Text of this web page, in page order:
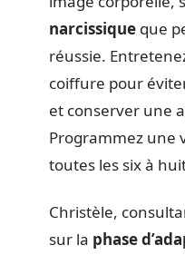
narcissique que
réussie.
coiffure pour
et conserver une
Programmez une
toutes les six à
Christèle,
sur la phase